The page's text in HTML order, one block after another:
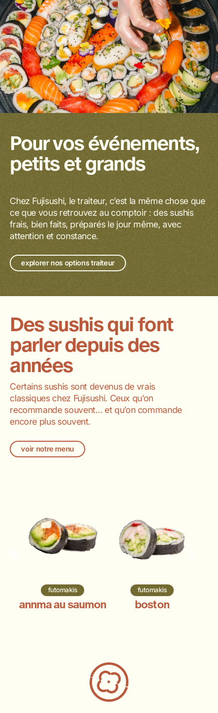
Pour vos événements,
petits et grands
Chez Fujisushi, le traiteur, c’est la même chose que
ce que vous retrouvez au comptoir : des sushis
frais, bien faits, préparés le jour même, avec
attention et constance.
explorer nos options traiteur
Des sushis qui font
parler depuis des
années
Certains sushis sont devenus de vrais
classiques chez Fujisushi. Ceux qu’on
recommande souvent… et qu’on commande
encore plus souvent.
voir notre menu
futomakis
annma au saumon
futomakis
boston